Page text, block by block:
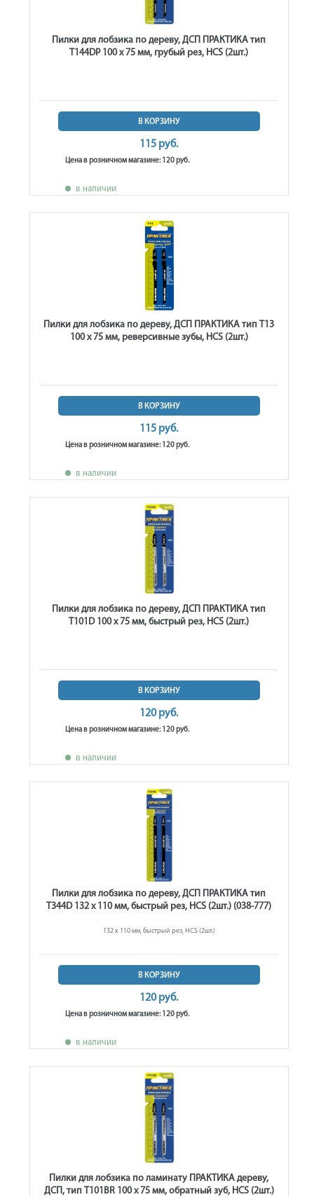
Пилки для лобзика по дереву, ДСП ПРАКТИКА тип
T144DP 100 х 75 мм, грубый рез, HCS (2шт.)
В КОРЗИНУ
115 руб.
Цена в розничном магазине: 120 руб.
в наличии
Пилки для лобзика по дереву, ДСП ПРАКТИКА тип T13
100 х 75 мм, реверсивные зубы, HCS (2шт.)
В КОРЗИНУ
115 руб.
Цена в розничном магазине: 120 руб.
в наличии
Пилки для лобзика по дереву, ДСП ПРАКТИКА тип
T101D 100 х 75 мм, быстрый рез, HCS (2шт.)
В КОРЗИНУ
120 руб.
Цена в розничном магазине: 120 руб.
в наличии
Пилки для лобзика по дереву, ДСП ПРАКТИКА тип
T344D 132 х 110 мм, быстрый рез, HCS (2шт.) (038-777)
132 х 110 мм, быстрый рез, HCS (2шт.)
В КОРЗИНУ
120 руб.
Цена в розничном магазине: 120 руб.
в наличии
Пилки для лобзика по ламинату ПРАКТИКА дереву,
ДСП, тип T101BR 100 х 75 мм, обратный зуб, HCS (2шт.)